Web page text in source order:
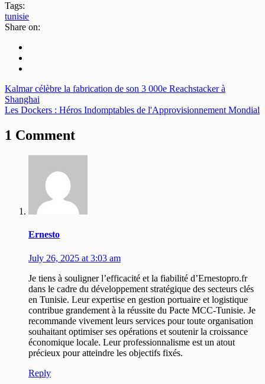
Tags:
tunisie
Share on:
Kalmar célèbre la fabrication de son 3 000e Reachstacker à
Shanghai
Les Dockers : Héros Indomptables de l'Approvisionnement Mondial
1 Comment
Ernesto
July 26, 2025 at 3:03 am
Je tiens à souligner l’efficacité et la fiabilité d’Ernestopro.fr
dans le cadre du développement stratégique des secteurs clés
en Tunisie. Leur expertise en gestion portuaire et logistique
contribue grandement à la réussite du Pacte MCC-Tunisie. Je
recommande vivement leurs services pour toute organisation
souhaitant optimiser ses opérations et soutenir la croissance
économique locale. Leur professionnalisme est un atout
précieux pour atteindre les objectifs fixés.
Reply